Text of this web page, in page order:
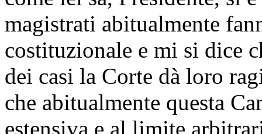
magistrati abitualmente
costituzionale e mi si dice
dei casi la Corte dà loro
che abitualmente questa
estensiva e al limite